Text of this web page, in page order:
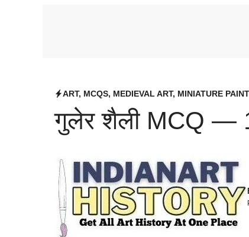
ART, MCQS, MEDIEVAL ART, MINIATURE
गुलेर शैली MCQ —